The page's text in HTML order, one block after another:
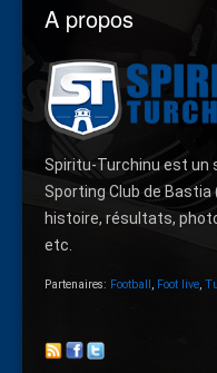
A propos
Spiritu-Turchinu est un
Sporting Club de
histoire, résultats,
etc.
Partenaires: Football, Foot live,